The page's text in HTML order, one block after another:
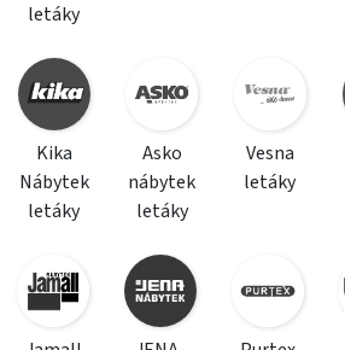
letáky
Kika
Nábytek
letáky
Asko
nábytek
letáky
Vesna
letáky